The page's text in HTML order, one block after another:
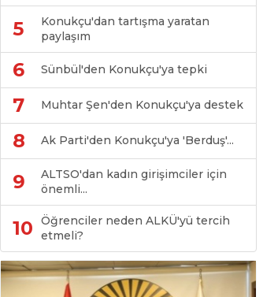
5
Konukçu'dan tartışma yaratan
paylaşım
6 Sünbül'den Konukçu'ya tepki
7 Muhtar Şen'den Konukçu'ya destek
8 Ak Parti'den Konukçu'ya 'Berduş'...
9
ALTSO'dan kadın girişimciler için
önemli...
10
Öğrenciler neden ALKÜ'yü tercih
etmeli?